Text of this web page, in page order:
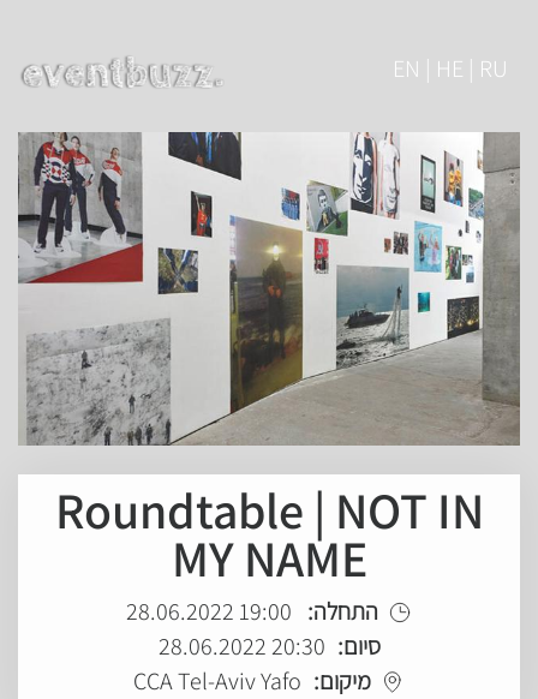
EN | HE | RU
Roundtable | NOT IN
MY NAME
התחלה: 19:00 28.06.2022
סיום: 20:30 28.06.2022
מיקום: CCA Tel-Aviv Yafo